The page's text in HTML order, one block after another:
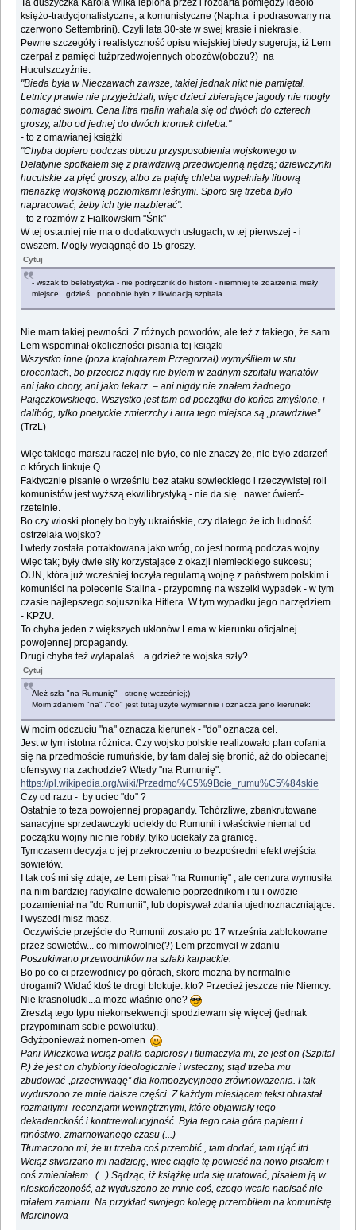
Ta duszyczka Karola Wilka lepiona przez i rozdarta pomiędzy ideolo
księżo-tradycjonalistyczne, a komunistyczne (Naphta i podrasowany na
czerwono Settembrini). Czyli lata 30-ste w swej krasie i niekrasie.
Pewne szczegóły i realistyczność opisu wiejskiej biedy sugerują, iż Lem
czerpał z pamięci tużprzedwojennych obozów(obozu?) na
Huculszczyźnie.
"Bieda była w Nieczawach zawsze, takiej jednak nikt nie pamiętał.
Letnicy prawie nie przyjeżdżali, więc dzieci zbierające jagody nie mogły
pomagać swoim. Cena litra malin wahała się od dwóch do czterech
groszy, albo od jednej do dwóch kromek chleba."
- to z omawianej książki
"Chyba dopiero podczas obozu przysposobienia wojskowego w
Delatynie spotkałem się z prawdziwą przedwojenną nędzą; dziewczynki
huculskie za pięć groszy, albo za pajdę chleba wypełniały litrową
menażkę wojskową poziomkami leśnymi. Sporo się trzeba było
napracować, żeby ich tyle nazbierać".
- to z rozmów z Fiałkowskim "Śnk"
W tej ostatniej nie ma o dodatkowych usługach, w tej pierwszej - i
owszem. Mogły wyciągnąć do 15 groszy.
Cytuj
- wszak to beletrystyka - nie podręcznik do historii - niemniej te zdarzenia miały
miejsce...gdzieś...podobnie było z likwidacją szpitala.
Nie mam takiej pewności. Z różnych powodów, ale też z takiego, że sam
Lem wspominał okoliczności pisania tej książki
Wszystko inne (poza krajobrazem Przegorzał) wymyśliłem w stu
procentach, bo przecież nigdy nie byłem w żadnym szpitalu wariatów –
ani jako chory, ani jako lekarz. – ani nigdy nie znałem żadnego
Pajączkowskiego. Wszystko jest tam od początku do końca zmyślone, i
dalibóg, tylko poetyckie zmierzchy i aura tego miejsca są „prawdziwe”.
(TrzL)
Więc takiego marszu raczej nie było, co nie znaczy że, nie było zdarzeń
o których linkuje Q.
Faktycznie pisanie o wrześniu bez ataku sowieckiego i rzeczywistej roli
komunistów jest wyższą ekwilibrystyką - nie da się.. nawet ćwierć-
rzetelnie.
Bo czy wioski płonęły bo były ukraińskie, czy dlatego że ich ludność
ostrzelała wojsko?
I wtedy została potraktowana jako wróg, co jest normą podczas wojny.
Więc tak; były dwie siły korzystające z okazji niemieckiego sukcesu;
OUN, która już wcześniej toczyła regularną wojnę z państwem polskim i
komuniści na polecenie Stalina - przypomnę na wszelki wypadek - w tym
czasie najlepszego sojusznika Hitlera. W tym wypadku jego narzędziem
- KPZU.
To chyba jeden z większych ukłonów Lema w kierunku oficjalnej
powojennej propagandy.
Drugi chyba też wyłapałaś... a gdzież te wojska szły?
Cytuj
Ależ szła "na Rumunię" - stronę wcześniej;)
Moim zdaniem "na" /"do" jest tutaj użyte wymiennie i oznacza jeno kierunek:
W moim odczuciu "na" oznacza kierunek - "do" oznacza cel.
Jest w tym istotna różnica. Czy wojsko polskie realizowało plan cofania
się na przedmoście rumuńskie, by tam dalej się bronić, aż do obiecanej
ofensywy na zachodzie? Wtedy "na Rumunię".
https://pl.wikipedia.org/wiki/Przedmo%C5%9Bcie_rumu%C5%84skie
Czy od razu - by uciec "do" ?
Ostatnie to teza powojennej propagandy. Tchórzliwe, zbankrutowane
sanacyjne sprzedawczyki uciekły do Rumunii i właściwie niemal od
początku wojny nic nie robiły, tylko uciekały za granicę.
Tymczasem decyzja o jej przekroczeniu to bezpośredni efekt wejścia
sowietów.
I tak coś mi się zdaje, ze Lem pisał "na Rumunię" , ale cenzura wymusiła
na nim bardziej radykalne dowalenie poprzednikom i tu i owdzie
pozamieniał na "do Rumunii", lub dopisywał zdania ujednoznaczniające.
I wyszedł misz-masz.
Oczywiście przejście do Rumunii zostało po 17 września zablokowane
przez sowietów... co mimowolnie(?) Lem przemycił w zdaniu
Poszukiwano przewodników na szlaki karpackie.
Bo po co ci przewodnicy po górach, skoro można by normalnie -
drogami? Widać ktoś te drogi blokuje..kto? Przecież jeszcze nie Niemcy.
Nie krasnoludki...a może właśnie one?
Zresztą tego typu niekonsekwencji spodziewam się więcej (jednak
przypominam sobie powolutku).
Gdyżponieważ nomen-omen
Pani Wilczkowa wciąż paliła papierosy i tłumaczyła mi, ze jest on (Szpital
P.) że jest on chybiony ideologicznie i wsteczny, stąd trzeba mu
zbudować „przeciwwagę” dla kompozycyjnego zrównoważenia. I tak
wyduszono ze mnie dalsze części. Z każdym miesiącem tekst obrastał
rozmaitymi recenzjami wewnętrznymi, które objawiały jego
dekadenckość i kontrrewolucyjność. Była tego cała góra papieru i
mnóstwo. zmarnowanego czasu (...)
Tłumaczono mi, że tu trzeba coś przerobić , tam dodać, tam ująć itd.
Wciąż stwarzano mi nadzieję, wiec ciągle tę powieść na nowo pisałem i
coś zmieniałem. (...) Sądząc, iż książkę uda się uratować, pisałem ją w
nieskończoność, aż wyduszono ze mnie coś, czego wcale napisać nie
miałem zamiaru. Na przykład swojego kolegę przerobiłem na komunistę
Marcinowa